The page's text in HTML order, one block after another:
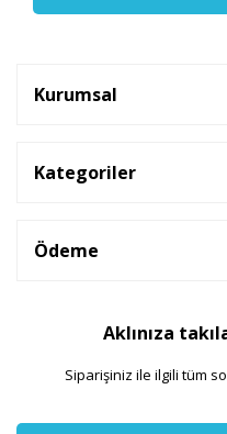
Kurumsal
Kategoriler
Ödeme
Aklınıza
Siparişiniz ile ilgili tüm